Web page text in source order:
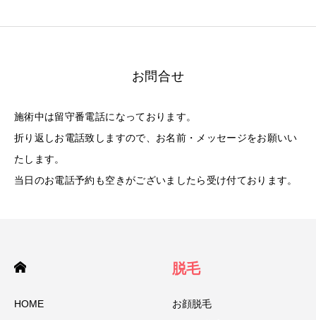
お問合せ
施術中は留守番電話になっております。
折り返しお電話致しますので、お名前・メッセージをお願いい
たします。
当日のお電話予約も空きがございましたら受け付ております。
HOME
脱毛
お顔脱毛